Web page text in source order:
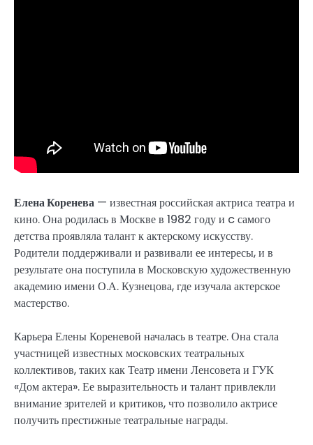
Елена Коренева — известная российская актриса театра и
кино. Она родилась в Москве в 1982 году и c самого
детства проявляла талант к актерскому искусству.
Родители поддерживали и развивали ее интересы, и в
результате она поступила в Московскую художественную
академию имени О.А. Кузнецова, где изучала актерское
мастерство.
Карьера Елены Кореневой началась в театре. Она стала
участницей известных московских театральных
коллективов, таких как Театр имени Ленсовета и ГУК
«Дом актера». Ее выразительность и талант привлекли
внимание зрителей и критиков, что позволило актрисе
получить престижные театральные награды.